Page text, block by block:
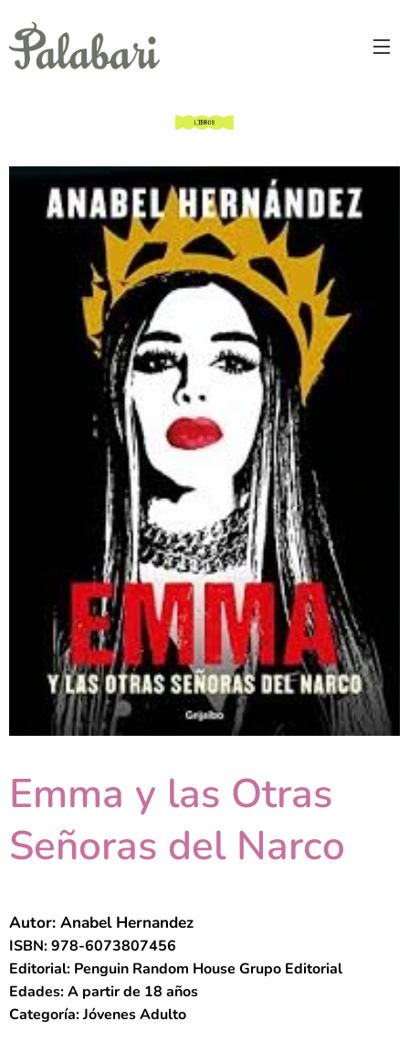
Emma y las Otras
Señoras del Narco
Autor: Anabel Hernandez
ISBN: 978-6073807456
Editorial: Penguin Random House Grupo Editorial
Edades: A partir de 18 años
Categoría: Jóvenes Adulto